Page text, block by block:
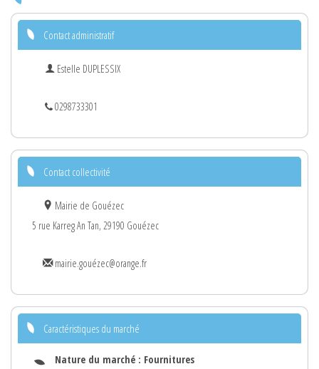
Contact administratif
Estelle DUPLESSIX
0298733301
Contact collectivité
Mairie de Gouézec
5 rue Karreg An Tan, 29190 Gouézec
mairie.gouézec@orange.fr
Caractéristiques du marché
Nature du marché : Fournitures